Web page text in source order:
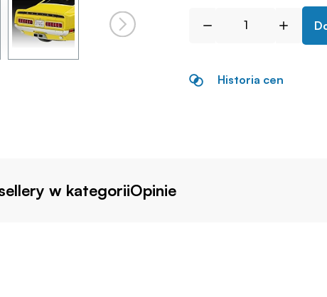
Historia cen
w kategoriiOpinie